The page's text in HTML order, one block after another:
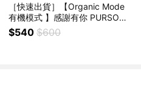
［快速出貨］【Organic Mode
有機模式 】感謝有你 PURSOUL
旅行洗護組(100mlx2)
$540 $600